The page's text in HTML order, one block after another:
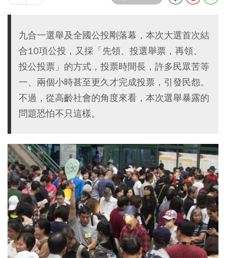
九合一選舉及全國公投剛落幕，本次大選首次結
合10項公投，又採「先領、投選舉票，再領、
投公投票」的方式，投票時間長，許多民眾苦等
一、兩個小時甚至更久才完成投票，引發民怨。
不過，從高齡社會的角度來看，本次選舉暴露的
問題恐怕不只這樣。